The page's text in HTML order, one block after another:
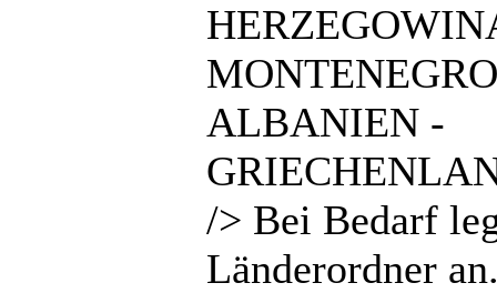
ALBANIEN -
/> Bei Bedarf
Länderordner